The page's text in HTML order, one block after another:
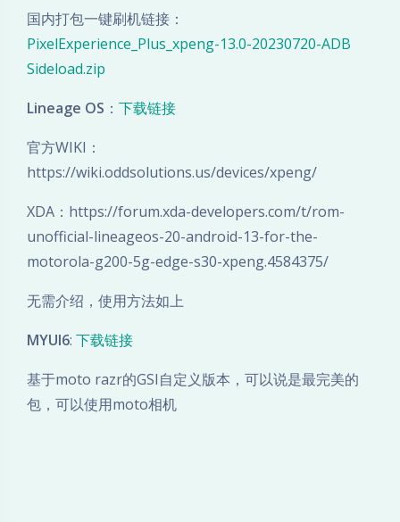
国内打包一键刷机链接：
PixelExperience_Plus_xpeng-13.0-20230720-ADB
Sideload.zip
Lineage OS ： 下载链接
官方WIKI：
https://wiki.oddsolutions.us/devices/xpeng/
XDA：https://forum.xda-developers.com/t/rom-
unofficial-lineageos-20-android-13-for-the-
motorola-g200-5g-edge-s30-xpeng.4584375/
无需介绍，使用方法如上
MYUI6: 下载链接
基于moto razr的GSI自定义版本，可以说是最完美的
包，可以使用moto相机